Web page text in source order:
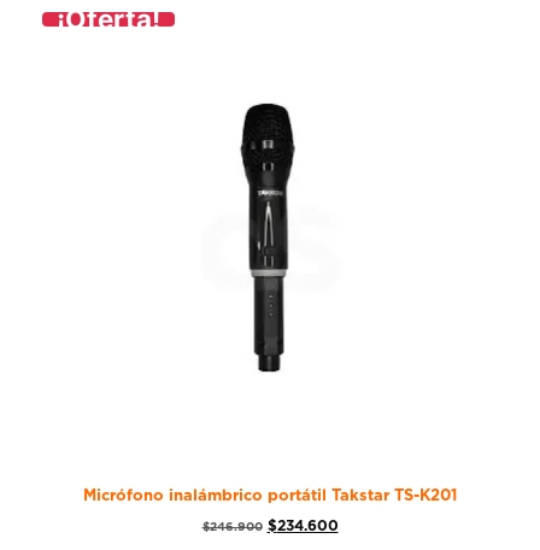
¡Oferta!
Micrófono inalámbrico portátil Takstar TS-K201
$246.900 $234.600